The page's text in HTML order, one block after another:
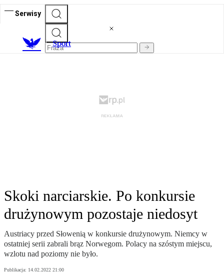
Serwisy
Sport
Skoki narciarskie. Po konkursie
drużynowym pozostaje niedosyt
Austriacy przed Słowenią w konkursie drużynowym. Niemcy w
ostatniej serii zabrali brąz Norwegom. Polacy na szóstym miejscu,
wzlotu nad poziomy nie było.
Publikacja: 14.02.2022 21:00